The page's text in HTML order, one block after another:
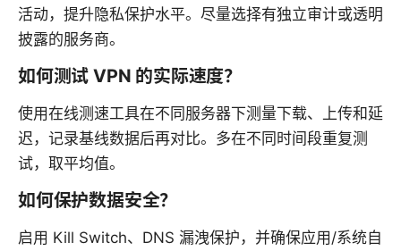
活动，提升隐私保护水平。尽量选择有独立审计或透明
披露的服务商。
如何测试 VPN 的实际速度？
使用在线测速工具在不同服务器下测量下载、上传和延
迟，记录基线数据后再对比。多在不同时间段重复测
试，取平均值。
如何保护数据安全？
启用 Kill Switch、DNS 漏洩保护，并确保应用/系统自